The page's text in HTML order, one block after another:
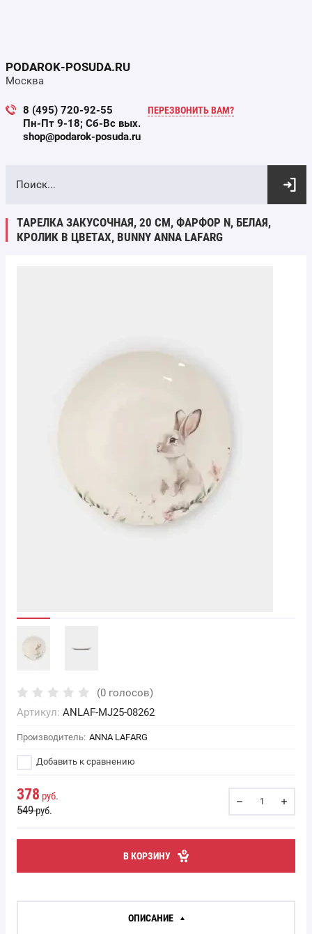
PODAROK-POSUDA.RU
Москва
8 (495) 720-92-55
Пн-Пт 9-18; Сб-Вс вых.
shop@podarok-posuda.ru
ПЕРЕЗВОНИТЬ ВАМ?
ВЫБОР ПО ПАРАМЕТРАМ
ТАРЕЛКА ЗАКУСОЧНАЯ, 20 СМ, ФАРФОР N, БЕЛАЯ,
КРОЛИК В ЦВЕТАХ, BUNNY ANNA LAFARG
(0 голосов)
Артикул: ANLAF-MJ25-08262
Производитель: ANNA LAFARG
Добавить к сравнению
378 руб.
549руб.
В КОРЗИНУ
ОПИСАНИЕ